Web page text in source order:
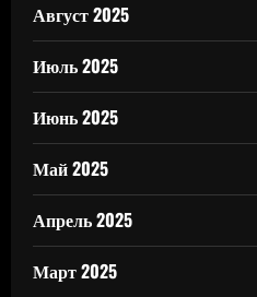
Август 2025
Июль 2025
Июнь 2025
Май 2025
Апрель 2025
Март 2025